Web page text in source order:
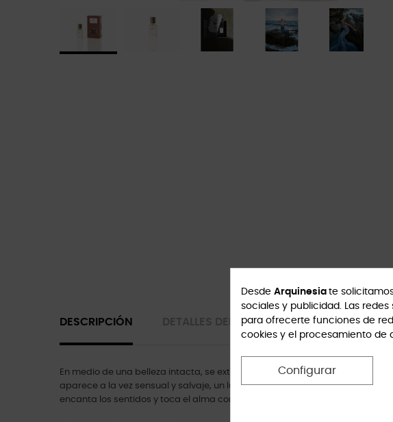
DESCRIPCIÓN DETALLES DEL PRODUCTO
En medio de una belleza intacta, se extienden amplios prados verdes,
aparece a la vez sensual y salvaje, un lugar que libera los sentidos y
encanta los sentidos y toca el alma con su belleza.
Desde Arquinesia te
sociales y publicidad. Las
para ofrecerte funciones de
cookies y el procesamiento de
Configurar